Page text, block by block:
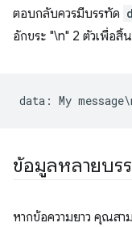
ตอบกลับควรมีบรรทัด
อักขระ "\n" 2 ตัวเพื่อสิ้
data : My message\
ข้อมูลหลายบร
หากข้อความยาว คุณสา